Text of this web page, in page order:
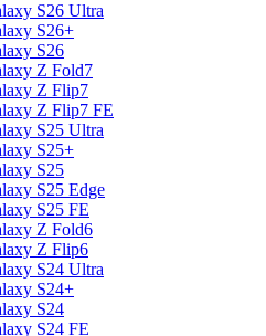
S26 Ultra
S26+
S26
Z Fold7
Z Flip7
Z Flip7 FE
S25 Ultra
S25+
S25
S25 Edge
S25 FE
Z Fold6
Z Flip6
S24 Ultra
S24+
S24
S24 FE